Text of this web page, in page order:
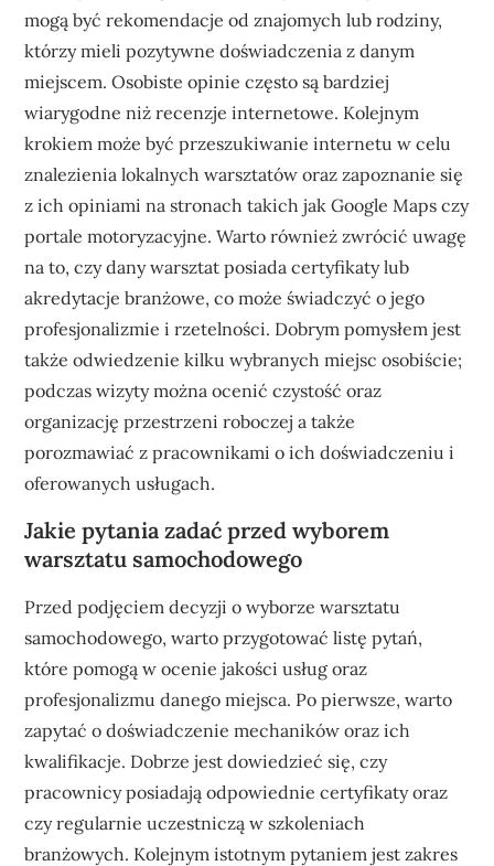
mogą być rekomendacje od znajomych lub rodziny,
którzy mieli pozytywne doświadczenia z danym
miejscem. Osobiste opinie często są bardziej
wiarygodne niż recenzje internetowe. Kolejnym
krokiem może być przeszukiwanie internetu w celu
znalezienia lokalnych warsztatów oraz zapoznanie się
z ich opiniami na stronach takich jak Google Maps czy
portale motoryzacyjne. Warto również zwrócić uwagę
na to, czy dany warsztat posiada certyfikaty lub
akredytacje branżowe, co może świadczyć o jego
profesjonalizmie i rzetelności. Dobrym pomysłem jest
także odwiedzenie kilku wybranych miejsc osobiście;
podczas wizyty można ocenić czystość oraz
organizację przestrzeni roboczej a także
porozmawiać z pracownikami o ich doświadczeniu i
oferowanych usługach.
Jakie pytania zadać przed wyborem
warsztatu samochodowego
Przed podjęciem decyzji o wyborze warsztatu
samochodowego, warto przygotować listę pytań,
które pomogą w ocenie jakości usług oraz
profesjonalizmu danego miejsca. Po pierwsze, warto
zapytać o doświadczenie mechaników oraz ich
kwalifikacje. Dobrze jest dowiedzieć się, czy
pracownicy posiadają odpowiednie certyfikaty oraz
czy regularnie uczestniczą w szkoleniach
branżowych. Kolejnym istotnym pytaniem jest zakres